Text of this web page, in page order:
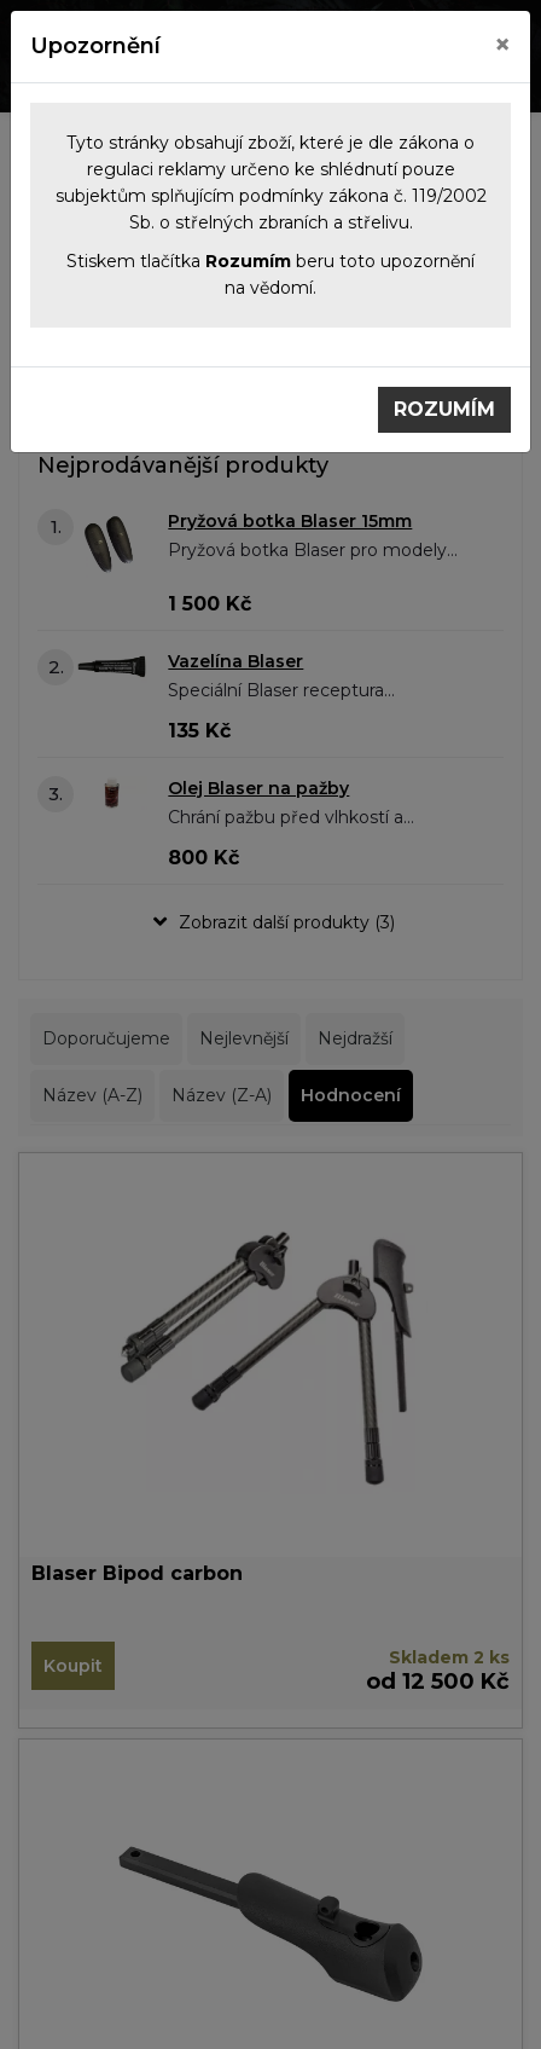
Kategorie
Filtrace produktů
Nejprodávanější produkty
1.
Pryžová botka Blaser 15mm
Pryžová botka Blaser pro modely
1 500 Kč
2.
Vazelína Blaser
Speciální Blaser receptura
(ISOFLEX® TOPAS L32), určené
Zejména důležitá pro chod..
135 Kč
3.
Olej Blaser na pažby
Chrání pažbu před vlhkostí a
působením vody na dřevo,
Specialní složení oleje..
800 Kč
Zobrazit další produkty (3)
Doporučujeme Nejlevnější Nejdražší
Název (A-Z) Název (Z-A) Hodnocení
Blaser Bipod carbon
Koupit Skladem 2 ks
od 12 500 Kč
Upozornění ×
Tyto stránky obsahují zboží, které je dle zákona o
regulaci reklamy určeno ke shlédnutí pouze
subjektům splňujícím podmínky zákona č. 119/2002
Sb. o střelných zbraních a střelivu.
Stiskem tlačítka Rozumím beru toto upozornění
na vědomí.
ROZUMÍM